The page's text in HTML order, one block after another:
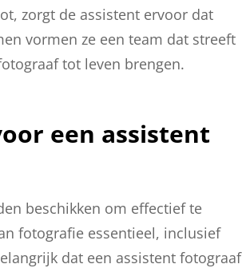
zorgt de assistent ervoor dat
vormen ze een team dat streeft
tot leven brengen.
een assistent
beschikken om effectief te
fotografie essentieel, inclusief
dat een assistent fotograaf